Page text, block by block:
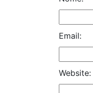
Email:
Website: